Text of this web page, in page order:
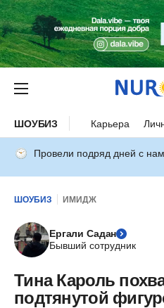
ШОУБИЗ Карьера
Провели подряд дней с
ШОУБИЗ ИМИДЖ
Ергали Садан
Бывший сотрудник
Тина Кароль
подтянутой